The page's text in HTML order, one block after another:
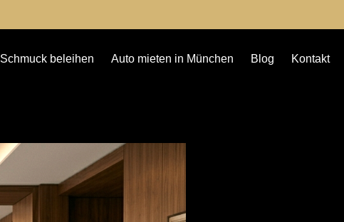
Schmuck beleihen Auto mieten in München Blog Kontakt